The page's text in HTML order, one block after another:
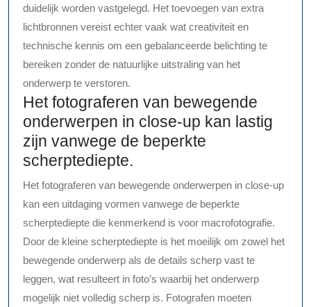
duidelijk worden vastgelegd. Het toevoegen van extra
lichtbronnen vereist echter vaak wat creativiteit en
technische kennis om een gebalanceerde belichting te
bereiken zonder de natuurlijke uitstraling van het
onderwerp te verstoren.
Het fotograferen van bewegende
onderwerpen in close-up kan lastig
zijn vanwege de beperkte
scherptediepte.
Het fotograferen van bewegende onderwerpen in close-up
kan een uitdaging vormen vanwege de beperkte
scherptediepte die kenmerkend is voor macrofotografie.
Door de kleine scherptediepte is het moeilijk om zowel het
bewegende onderwerp als de details scherp vast te
leggen, wat resulteert in foto’s waarbij het onderwerp
mogelijk niet volledig scherp is. Fotografen moeten